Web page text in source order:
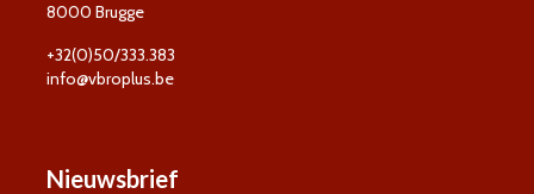
8000 Brugge
+32(0)50/333.383
info@vbroplus.be
Nieuwsbrief